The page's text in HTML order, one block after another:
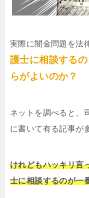
実際に闇金問題を法
護士に相談する
らがよいのか？
ネットを調べると、
に書いて有る記事が
けれどもハッキリ言
士に相談するのが一